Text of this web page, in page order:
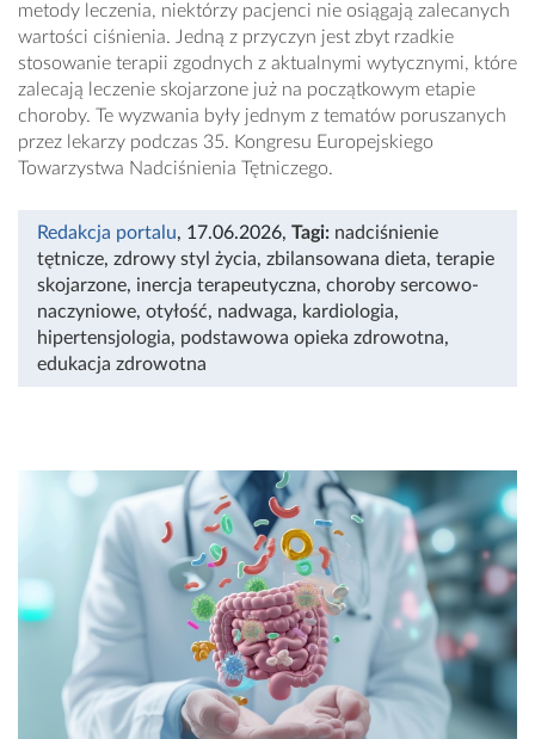
metody leczenia, niektórzy pacjenci nie osiągają zalecanych
wartości ciśnienia. Jedną z przyczyn jest zbyt rzadkie
stosowanie terapii zgodnych z aktualnymi wytycznymi, które
zalecają leczenie skojarzone już na początkowym etapie
choroby. Te wyzwania były jednym z tematów poruszanych
przez lekarzy podczas 35. Kongresu Europejskiego
Towarzystwa Nadciśnienia Tętniczego.
Redakcja portalu, 17.06.2026, Tagi: nadciśnienie
tętnicze, zdrowy styl życia, zbilansowana dieta, terapie
skojarzone, inercja terapeutyczna, choroby sercowo-
naczyniowe, otyłość, nadwaga, kardiologia,
hipertensjologia, podstawowa opieka zdrowotna,
edukacja zdrowotna